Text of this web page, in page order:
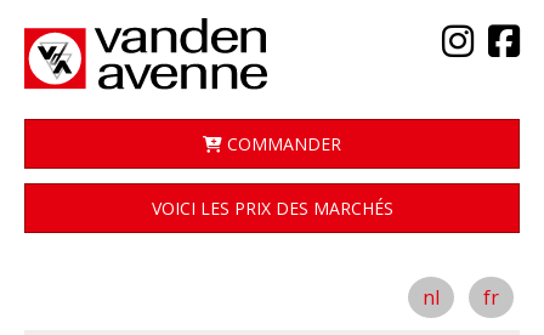
COMMANDER
VOICI LES PRIX DES MARCHÉS
nl fr